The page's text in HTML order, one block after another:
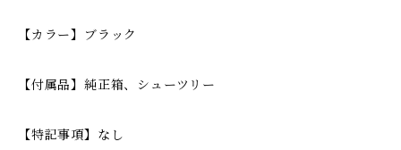
【カラー】ブラック
【付属品】純正箱、シューツリー
【特記事項】なし